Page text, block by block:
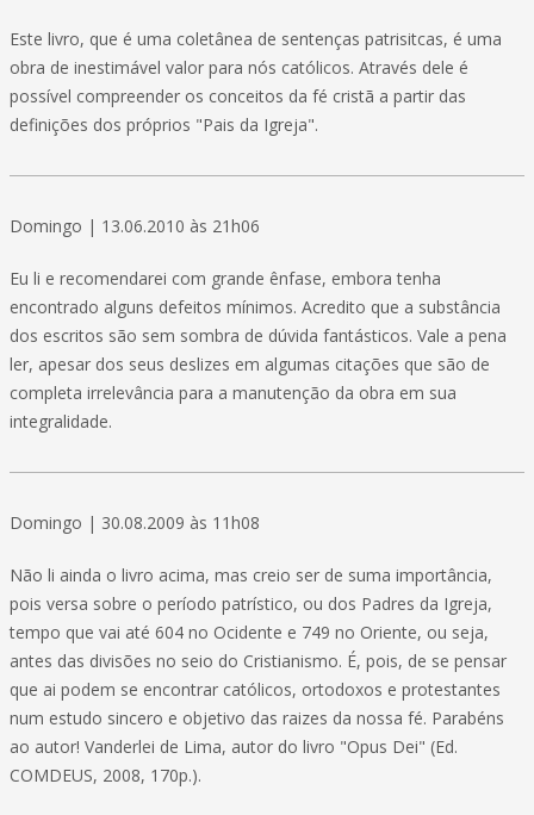
Este livro, que é uma coletânea de sentenças patrisitcas, é uma
obra de inestimável valor para nós católicos. Através dele é
possível compreender os conceitos da fé cristã a partir das
definições dos próprios "Pais da Igreja".
Domingo | 13.06.2010 às 21h06
Eu li e recomendarei com grande ênfase, embora tenha
encontrado alguns defeitos mínimos. Acredito que a substância
dos escritos são sem sombra de dúvida fantásticos. Vale a pena
ler, apesar dos seus deslizes em algumas citações que são de
completa irrelevância para a manutenção da obra em sua
integralidade.
Domingo | 30.08.2009 às 11h08
Não li ainda o livro acima, mas creio ser de suma importância,
pois versa sobre o período patrístico, ou dos Padres da Igreja,
tempo que vai até 604 no Ocidente e 749 no Oriente, ou seja,
antes das divisões no seio do Cristianismo. É, pois, de se pensar
que ai podem se encontrar católicos, ortodoxos e protestantes
num estudo sincero e objetivo das raizes da nossa fé. Parabéns
ao autor! Vanderlei de Lima, autor do livro "Opus Dei" (Ed.
COMDEUS, 2008, 170p.).